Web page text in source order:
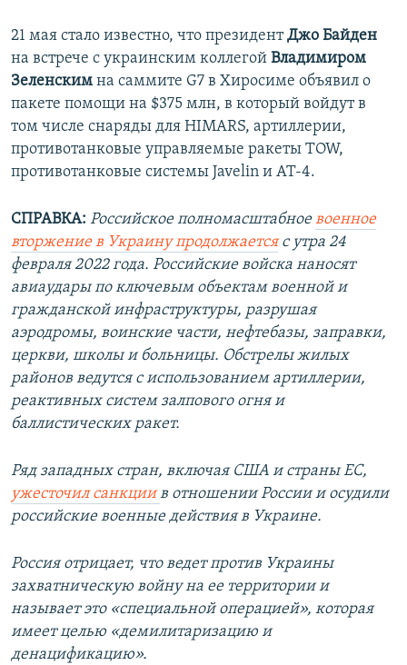
21 мая стало известно, что президентДжо Байден
на встрече с украинским коллегой Владимиром
Зеленским на саммите G7 в Хиросиме объявил о
пакете помощи на $375 млн, в который войдут в
том числе снаряды для HIMARS, артиллерии,
противотанковые управляемые ракеты TOW,
противотанковые системы Javelin и AT-4.
СПРАВКА: Российское полномасштабноевоенное
вторжение в Украину продолжаетсяс утра 24
февраля 2022 года. Российские войска наносят
авиаудары по ключевым объектам военной и
гражданской инфраструктуры, разрушая
аэродромы, воинские части, нефтебазы, заправки,
церкви, школы и больницы. Обстрелы жилых
районов ведутся с использованием артиллерии,
реактивных систем залпового огня и
баллистических ракет.
Ряд западных стран, включая США и страны ЕС,
ужесточил санкциив отношении России и осудили
российские военные действия в Украине.
Россия отрицает, что ведет против Украины
захватническую войну на ее территории и
называет это «специальной операцией», которая
имеет целью «демилитаризацию и
денацификацию».